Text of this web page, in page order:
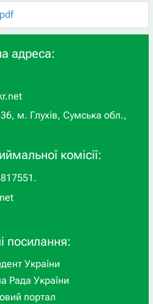
адреса:
м. Глухів, Сумська обл.,
комісії:
.
посилання:
України
Рада України
портал